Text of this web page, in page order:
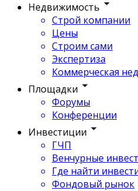
Недвижимость
Строй компании
Цены
Строим сами
Экспертиза
Коммерческая
Площадки
Форумы
Конференции
Инвестиции
ГЧП
Венчурные
Где найти
Фондовый рынок